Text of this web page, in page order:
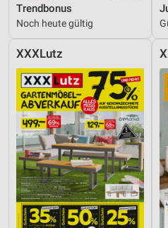
Trendbonus
Noch heute gültig
XXXLutz